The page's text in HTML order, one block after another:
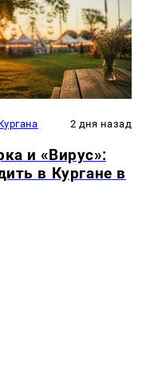
2 дня назад
и «Вирус»:
в Кургане в